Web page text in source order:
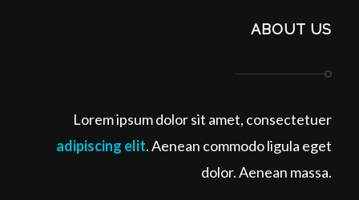
ABOUT US
Lorem ipsum dolor sit amet, consectetuer
adipiscing elit. Aenean commodo ligula eget
dolor. Aenean massa.